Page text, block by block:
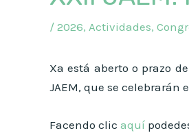
/ 2026, Actividades,
Xa está aberto o prazo
JAEM, que se celebrarán
Facendo clic aquí